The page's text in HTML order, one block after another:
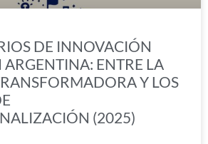
DE INNOVACIÓN
ARGENTINA: ENTRE LA
Y LOS
(2025)